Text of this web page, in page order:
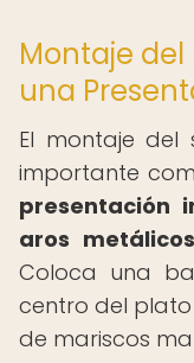
Montaje del
una
El montaje del
importante
presentación
aros
Coloca una
centro del
de mariscos